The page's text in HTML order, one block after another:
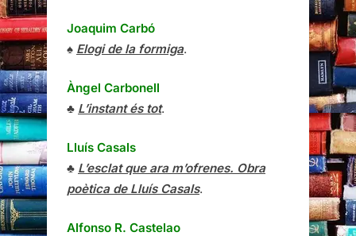
Joaquim Carbó
♠ Elogi de la formiga.
Àngel Carbonell
♣ L’instant és tot.
Lluís Casals
♣ L’esclat que ara m’ofrenes. Obra
poètica de Lluís Casals.
Alfonso R. Castelao